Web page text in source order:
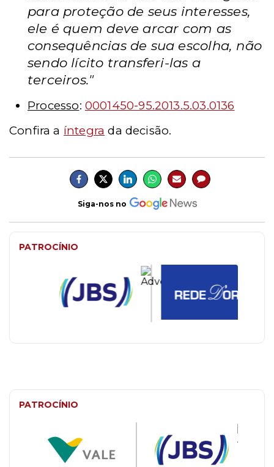
para proteção de seus interesses,
ele é quem deve arcar com as
consequências de sua escolha, não
sendo lícito transferi-las a
terceiros."
Processo: 0001450-95.2013.5.03.0136
Confira a íntegra da decisão.
Siga-nos no
PATROCÍNIO
PATROCÍNIO